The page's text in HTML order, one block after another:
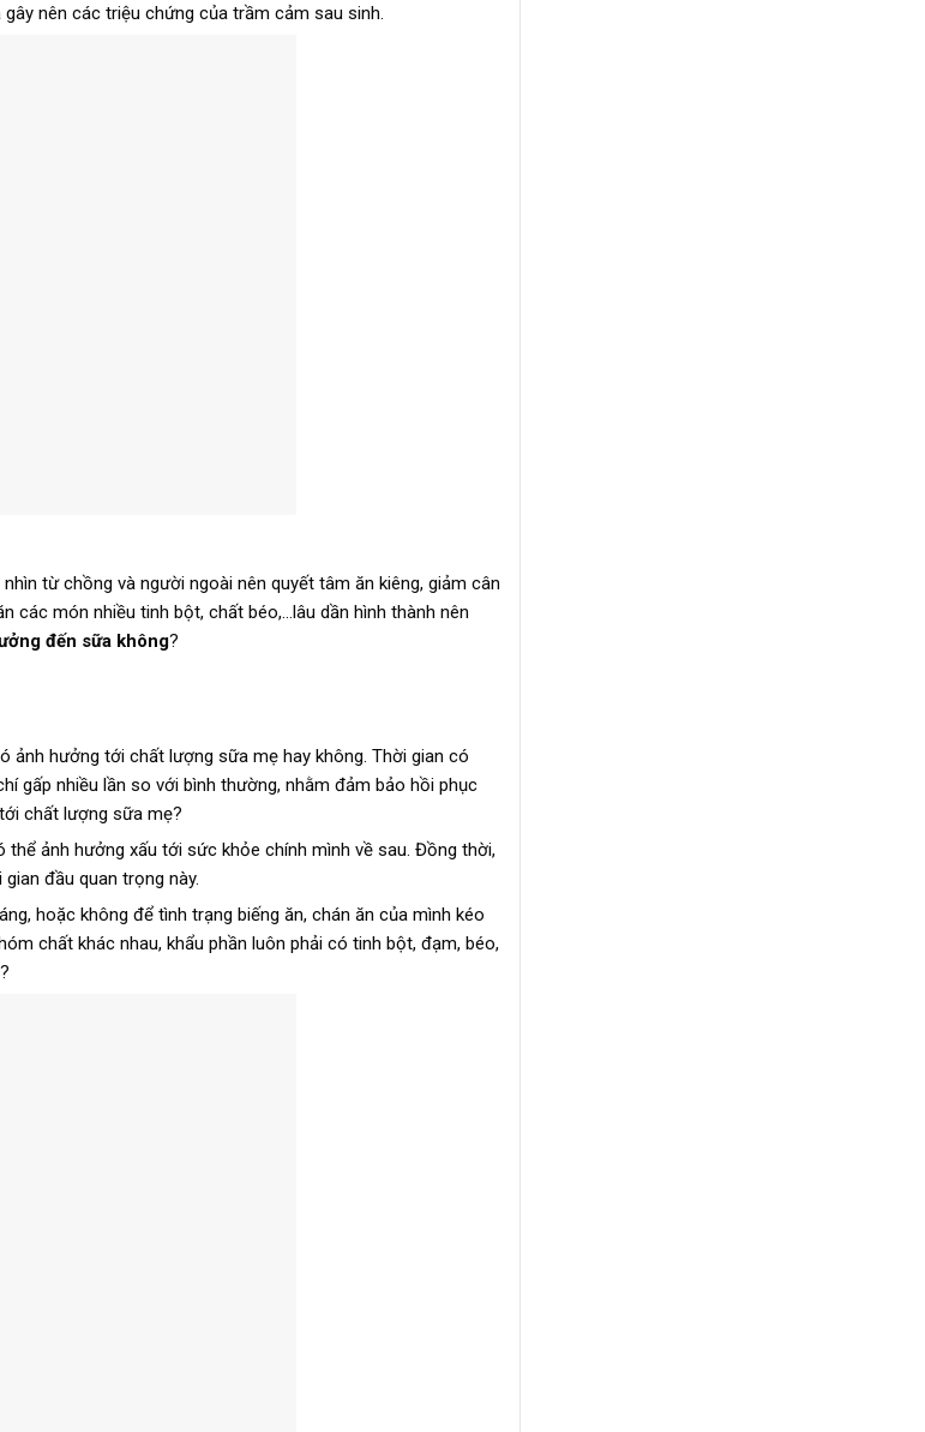
nên các triệu chứng của trầm cảm sau sinh.
từ chồng và người ngoài nên quyết tâm ăn kiêng, giảm cân
các món nhiều tinh bột, chất béo,…lâu dần hình thành nên
đến sữa không?
ảnh hưởng tới chất lượng sữa mẹ hay không. Thời gian có
gấp nhiều lần so với bình thường, nhằm đảm bảo hồi phục
chất lượng sữa mẹ?
ảnh hưởng xấu tới sức khỏe chính mình về sau. Đồng thời,
đầu quan trọng này.
hoặc không để tình trạng biếng ăn, chán ăn của mình kéo
chất khác nhau, khẩu phần luôn phải có tinh bột, đạm, béo,
?